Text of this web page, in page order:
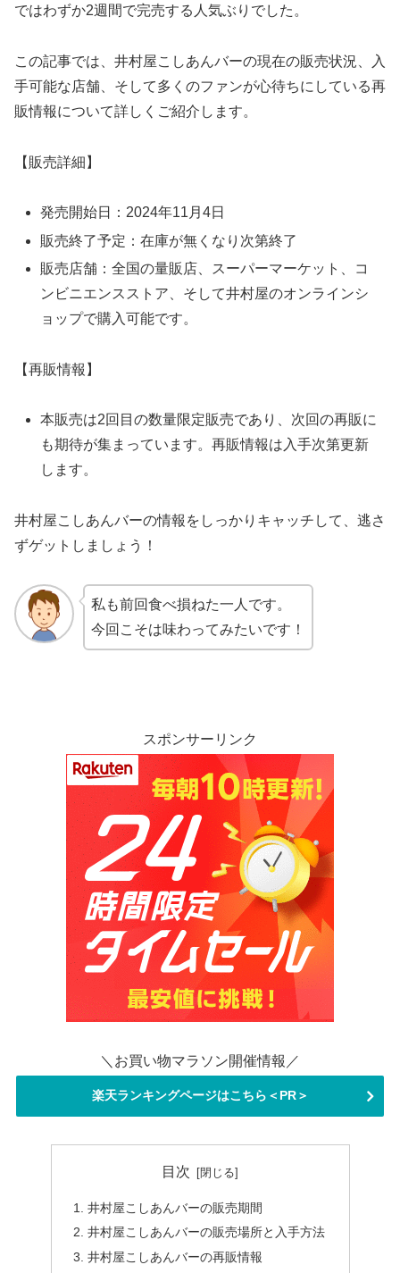
ではわずか2週間で完売する人気ぶりでした。
この記事では、井村屋こしあんバーの現在の販売状況、入
手可能な店舗、そして多くのファンが心待ちにしている再
販情報について詳しくご紹介します。
【販売詳細】
発売開始日：2024年11月4日
販売終了予定：在庫が無くなり次第終了
販売店舗：全国の量販店、スーパーマーケット、コ
ンビニエンスストア、そして井村屋のオンラインシ
ョップで購入可能です。
【再販情報】
本販売は2回目の数量限定販売であり、次回の再販に
も期待が集まっています。再販情報は入手次第更新
します。
井村屋こしあんバーの情報をしっかりキャッチして、逃さ
ずゲットしましょう！
私も前回食べ損ねた一人です。
今回こそは味わってみたいです！
スポンサーリンク
＼お買い物マラソン開催情報／
楽天ランキングページはこちら＜PR＞
目次
井村屋こしあんバーの販売期間
井村屋こしあんバーの販売場所と入手方法
井村屋こしあんバーの再販情報